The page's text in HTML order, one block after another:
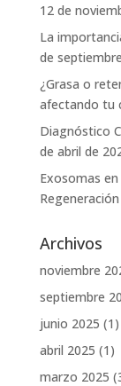
12 de
La
de
¿Grasa o
afectando tu
Diagnóstico
de abril de
Exosomas
Archivos
noviembre
septiembre
junio 2025 (1)
abril 2025 (1)
marzo 2025